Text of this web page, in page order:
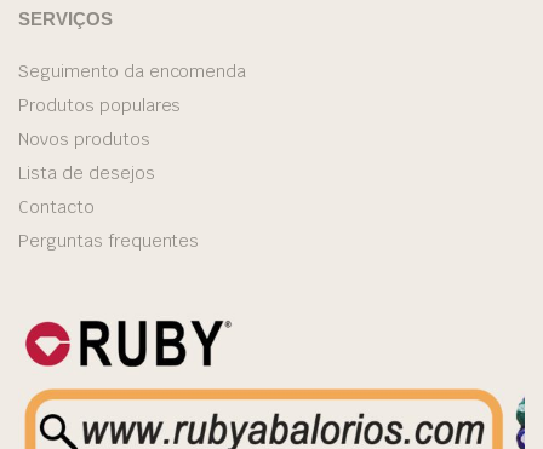
SERVIÇOS
Seguimento da encomenda
Produtos populares
Novos produtos
Lista de desejos
Contacto
Perguntas frequentes